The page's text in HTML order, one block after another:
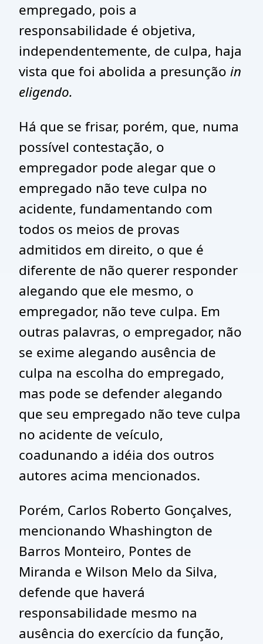
empregado, pois a
responsabilidade é objetiva,
independentemente, de culpa, haja
vista que foi abolida a presunção in
eligendo.
Há que se frisar, porém, que, numa
possível contestação, o
empregador pode alegar que o
empregado não teve culpa no
acidente, fundamentando com
todos os meios de provas
admitidos em direito, o que é
diferente de não querer responder
alegando que ele mesmo, o
empregador, não teve culpa. Em
outras palavras, o empregador, não
se exime alegando ausência de
culpa na escolha do empregado,
mas pode se defender alegando
que seu empregado não teve culpa
no acidente de veículo,
coadunando a idéia dos outros
autores acima mencionados.
Porém, Carlos Roberto Gonçalves,
mencionando Whashington de
Barros Monteiro, Pontes de
Miranda e Wilson Melo da Silva,
defende que haverá
responsabilidade mesmo na
ausência do exercício da função,